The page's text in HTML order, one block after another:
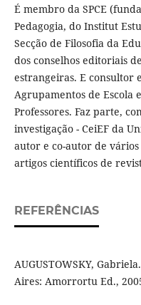
É membro da SPCE
Pedagogia, do Institut
Secção de Filosofia da
dos conselhos editoriais
estrangeiras. E consultor
Agrupamentos de Escola
Professores. Faz parte,
investigação - CeiEF da
autor e co-autor de
artigos científicos de
REFERÊNCIAS
AUGUSTOWSKY,
Aires: Amorrortu Ed.,